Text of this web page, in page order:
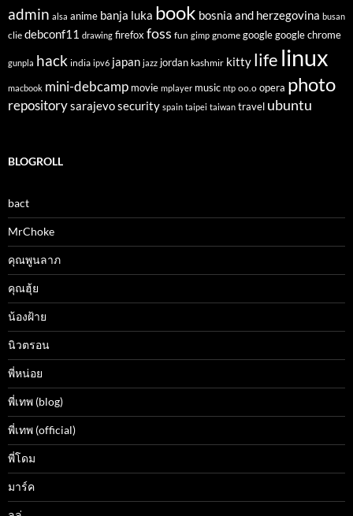
admin alsa anime banja luka book bosnia and herzegovina busan
clie debconf11 drawing firefoxfoss fun gimp gnome google google chrome
gunpla hack india ipv6 japan jazz jordan kashmir kitty life linux
macbook mini-debcamp movie mplayer music ntp oo.o opera photo
repositorysarajevosecurity spain taipei taiwan travel ubuntu
BLOGROLL
bact
MrChoke
คุณพูนลาภ
คุณฮุ้ย
น้องฝ้าย
นิวตรอน
พี่หน่อย
พี่เทพ (blog)
พี่เทพ (official)
พี่โดม
มาร์ค